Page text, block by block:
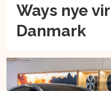
Ways nye
Danmark